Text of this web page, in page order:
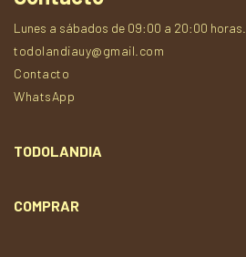
Lunes a sábados de 09:00 a 20:00 horas.
todolandiauy@gmail.com
Contacto
WhatsApp
TODOLANDIA
COMPRAR